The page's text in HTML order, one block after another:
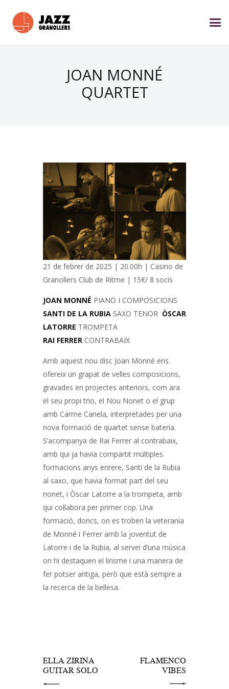
JOAN MONNÉ
QUARTET
21 de febrer de 2025 | 20.00h | Casino de
Granollers Club de Ritme | 15€/ 8 socis
JOAN MONNÉ PIANO I COMPOSICIONS
SANTI DE LA RUBIA SAXO TENOR ÒSCAR
LATORRE TROMPETA
RAI FERRER CONTRABAIX
Amb aquest nou disc Joan Monné ens
ofereix un grapat de velles composicions,
gravades en projectes anteriors, com ara
el seu propi trio, el Nou Nonet o el grup
amb Carme Canela, interpretades per una
nova formació de quartet sense bateria.
S’acompanya de Rai Ferrer al contrabaix,
amb qui ja havia compartit múltiples
formacions anys enrere, Santi de la Rubia
al saxo, que havia format part del seu
nonet, i Òscar Latorre a la trompeta, amb
qui col·labora per primer cop. Una
formació, doncs, on es troben la veterania
de Monné i Ferrer amb la joventut de
Latorre i de la Rubia, al servei d’una música
on hi destaquen el lirisme i una manera de
fer potser antiga, però que està sempre a
la recerca de la bellesa.
ELLA ZIRINA
GUITAR SOLO
FLAMENCO
VIBES